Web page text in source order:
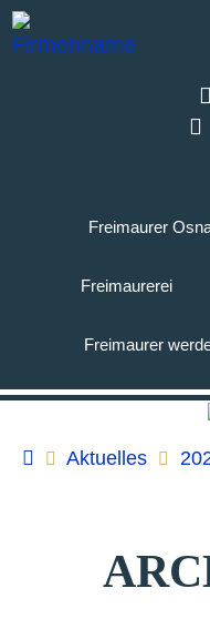
Freimaurer
Freimaurerei
Freimaurer
Aktuelles